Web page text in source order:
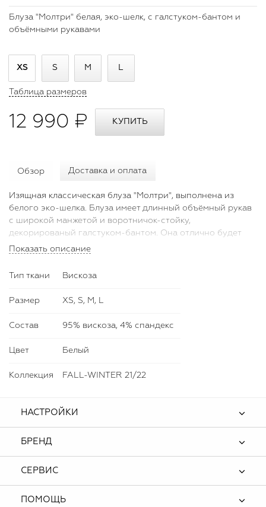
Блуза "Молтри" белая, эко-шелк, с галстуком-бантом и
объёмными рукавами
XS S M L
Таблица размеров
12 990 ₽
Обзор Доставка и оплата
Изящная классическая блуза "Молтри", выполнена из
белого эко-шелка. Блуза имеет длинный объёмный рукав
с широкой манжетой и воротничок-стойку,
декорированый галстуком-бантом. Она отлично будет
сочетаться как с классическими костюмами, так и с
Показать описание
Тип ткани Вискоза
Размер XS, S, M, L
Состав 95% вискоза, 4% спандекс
Цвет Белый
Коллекция FALL-WINTER 21/22
НАСТРОЙКИ
БРЕНД
СЕРВИС
ПОМОЩЬ